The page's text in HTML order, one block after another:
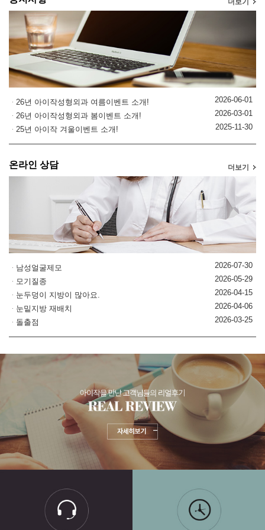
더보기
26년 아이작성형외과 여름이벤트 소개!
2026-06-01
26년 아이작성형외과 봄이벤트 소개!
2026-03-01
25년 아이작 겨울이벤트 소개!
2025-11-30
온라인 상담 더보기
남성얼굴제모
2026-07-30
모기질종
2026-05-29
눈두덩이 지방이 많아요.
2026-04-15
눈밑지방 재배치
2026-04-06
돌출점
2026-03-25